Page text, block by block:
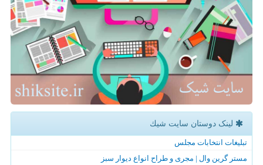
لینک دوستان سایت شیك
تبلیغات انتخابات مجلس
مستر گرین وال | مجری و طراح انواع دیوار سبز